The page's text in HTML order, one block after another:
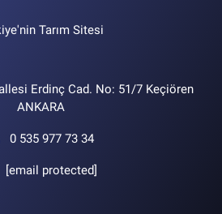
Tarım Sitesi
Erdinç Cad. No: 51/7 Keçiören
ANKARA
0 535 977 73 34
[email protected]